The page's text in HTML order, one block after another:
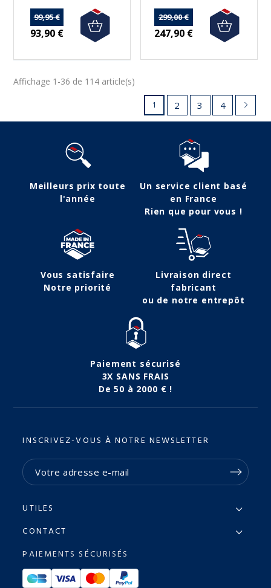
(15 avis)
99,95 €
93,90 €
299,00 €
247,90 €
Affichage 1-36 de 114 article(s)
1 2 3 4
Meilleurs prix toute
l'année
Un service client basé
en France
Rien que pour vous !
Vous satisfaire
Notre priorité
Livraison direct
fabricant
ou de notre entrepôt
Paiement sécurisé
3X SANS FRAIS
De 50 à 2000 € !
INSCRIVEZ-VOUS À NOTRE NEWSLETTER
UTILES
CONTACT
PAIEMENTS SÉCURISÉS